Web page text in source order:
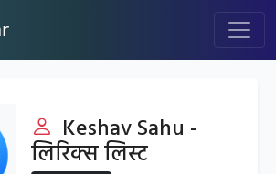
Keshav Sahu -
लिरिक्स लिस्ट